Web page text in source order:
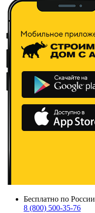
Бесплатно по России
8 (800) 500-35-76